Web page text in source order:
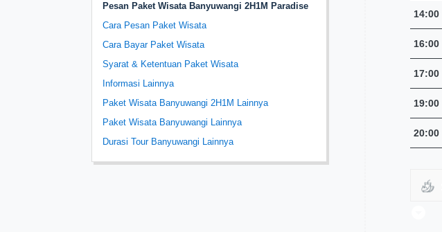
Pesan Paket Wisata Banyuwangi 2H1M Paradise
Cara Pesan Paket Wisata
Cara Bayar Paket Wisata
Syarat & Ketentuan Paket Wisata
Informasi Lainnya
Paket Wisata Banyuwangi 2H1M Lainnya
Paket Wisata Banyuwangi Lainnya
Durasi Tour Banyuwangi Lainnya
14:00
16:00
17:00
19:00
20:00